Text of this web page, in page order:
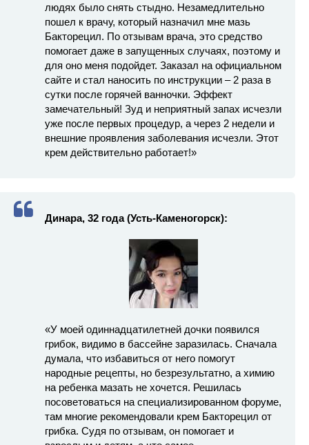
людях было снять стыдно. Незамедлительно
пошел к врачу, который назначил мне мазь
Бакторецил. По отзывам врача, это средство
помогает даже в запущенных случаях, поэтому и
для оно меня подойдет. Заказал на официальном
сайте и стал наносить по инструкции – 2 раза в
сутки после горячей ванночки. Эффект
замечательный! Зуд и неприятный запах исчезли
уже после первых процедур, а через 2 недели и
внешние проявления заболевания исчезли. Этот
крем действительно работает!»
Динара, 32 года (Усть-Каменогорск):
«У моей одиннадцатилетней дочки появился
грибок, видимо в бассейне заразилась. Сначала
думала, что избавиться от него помогут
народные рецепты, но безрезультатно, а химию
на ребенка мазать не хочется. Решилась
посоветоваться на специализированном форуме,
там многие рекомендовали крем Бакторецил от
грибка. Судя по отзывам, он помогает и